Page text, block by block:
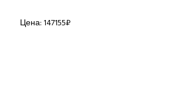
Цена: 147155₽